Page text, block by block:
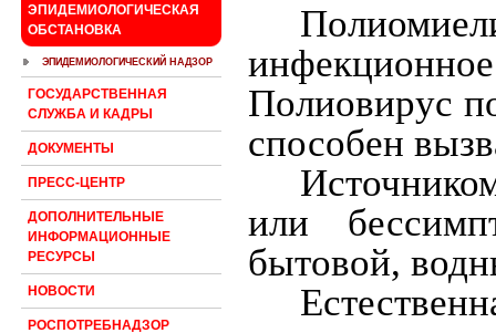
ЭПИДЕМИОЛОГИЧЕСКАЯ
ОБСТАНОВКА
ЭПИДЕМИОЛОГИЧЕСКИЙ НАДЗОР
ГОСУДАРСТВЕННАЯ
СЛУЖБА И КАДРЫ
ДОКУМЕНТЫ
ПРЕСС-ЦЕНТР
ДОПОЛНИТЕЛЬНЫЕ
ИНФОРМАЦИОННЫЕ
РЕСУРСЫ
НОВОСТИ
РОСПОТРЕБНАДЗОР
Полиовирус
способен
или
бытовой,